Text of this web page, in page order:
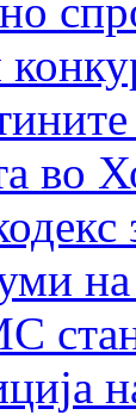
во
на